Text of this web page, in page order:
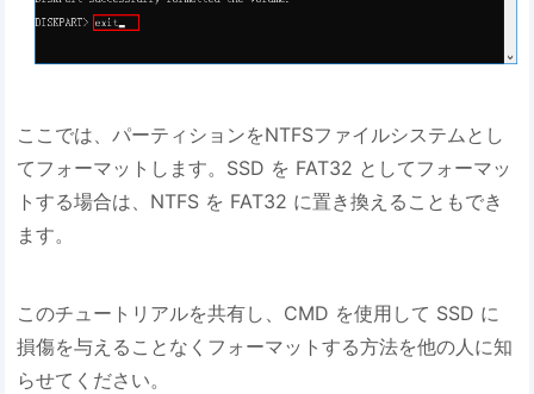
ここでは、パーティションをNTFSファイルシステムとし
てフォーマットします。SSD を FAT32 としてフォーマッ
トする場合は、NTFS を FAT32 に置き換えることもでき
ます。
このチュートリアルを共有し、CMD を使用して SSD に
損傷を与えることなくフォーマットする方法を他の人に知
らせてください。